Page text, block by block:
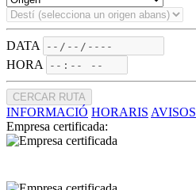
DATA
HORA
CERCAR RUTA
INFORMACIÓ HORARIS AVISOS
Empresa certificada: